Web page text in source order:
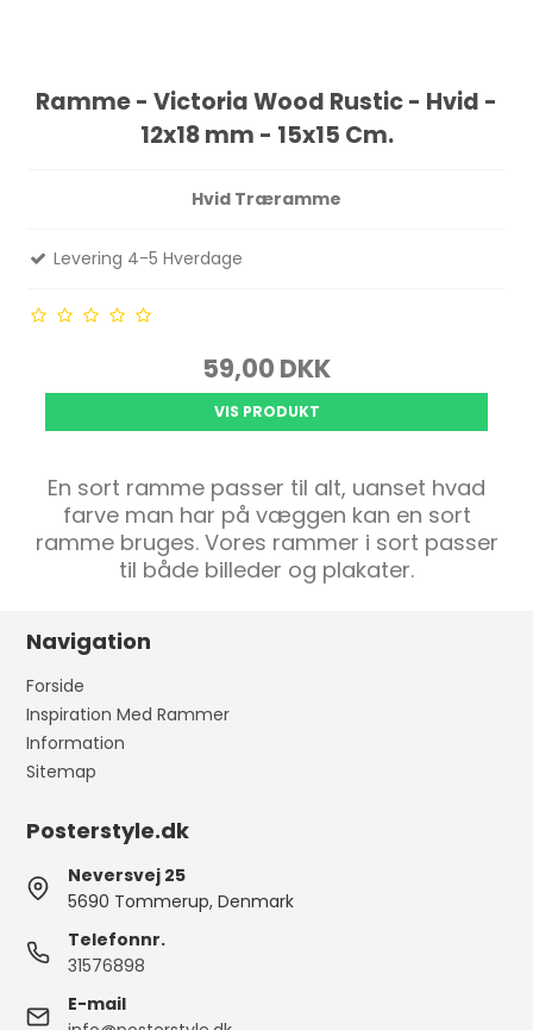
Ramme - Victoria Wood Rustic - Hvid -
12x18 mm - 15x15 Cm.
Hvid Træramme
Levering 4-5 Hverdage
59,00 DKK
VIS PRODUKT
En sort ramme passer til alt, uanset hvad
farve man har på væggen kan en sort
ramme bruges. Vores rammer i sort passer
til både billeder og plakater.
Navigation
Forside
Inspiration Med Rammer
Information
Sitemap
Posterstyle.dk
Neversvej 25
5690 Tommerup, Denmark
Telefonnr.
31576898
E-mail